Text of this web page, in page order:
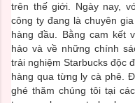
trên thế giới. Ngày nay,
công ty đang là chuyên
hàng đầu. Bằng cam kết
hảo và về những chính
trải nghiệm Starbucks độc
hàng qua từng ly cà phê.
ghé thăm chúng tôi tại